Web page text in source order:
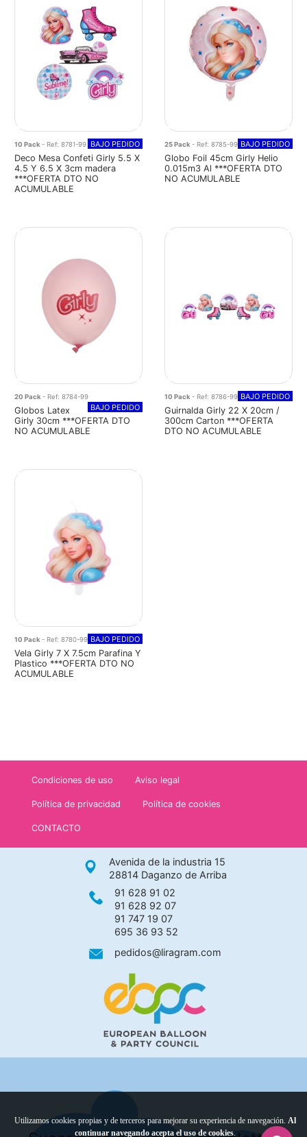
10 Pack - Ref: 8781-99 BAJO PEDIDO
Deco Mesa Confeti Girly 5.5 X
4.5 Y 6.5 X 3cm madera
***OFERTA DTO NO
ACUMULABLE
25 Pack - Ref: 8785-99 BAJO PEDIDO
Globo Foil 45cm Girly Helio
0.015m3 Al ***OFERTA DTO
NO ACUMULABLE
20 Pack- Ref: 8784-99
BAJO PEDIDO
Globos Latex
Girly 30cm ***OFERTA DTO
NO ACUMULABLE
10 Pack- Ref: 8786-99 BAJO PEDIDO
Guirnalda Girly 22 X 20cm /
300cm Carton ***OFERTA
DTO NO ACUMULABLE
10 Pack - Ref: 8780-99 BAJO PEDIDO
Vela Girly 7 X 7.5cm Parafina Y
Plastico ***OFERTA DTO NO
ACUMULABLE
Condiciones de uso Aviso legal
Política de privacidad Política de cookies
CONTACTO
Avenida de la industria 15
28814 Daganzo de Arriba
91 628 91 02
91 628 92 07
91 747 19 07
695 36 93 52
pedidos@liragram.com
Utilizamos cookies propias y de terceros para mejorar su experiencia de navegación. Al
continuar navegando acepta el uso de cookies.